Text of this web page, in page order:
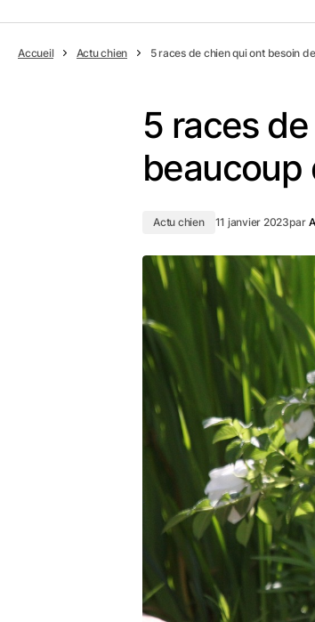
Accueil Actu chien 5 races de chien qui ont besoin
5 races
beaucoup
Actu chien 11 janvier 2023par